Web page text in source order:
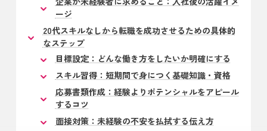
ージ
20代スキルなしから転職を成功させるための具体的
なステップ
目標設定：どんな働き方をしたいか明確にする
スキル習得：短期間で身につく基礎知識・資格
応募書類作成：経験よりポテンシャルをアピール
するコツ
面接対策：未経験の不安を払拭する伝え方